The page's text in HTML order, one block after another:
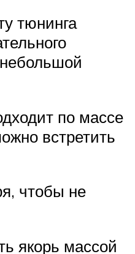
тюнинга
по массе
встретить
чтобы не
якорь массой